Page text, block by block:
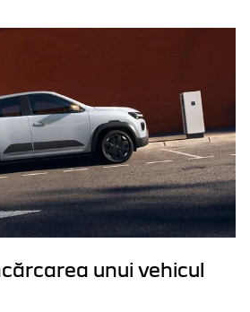
unui vehicul